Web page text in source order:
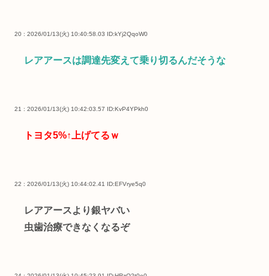
20 : 2026/01/13(火) 10:40:58.03 ID:kYj2QqoW0
レアアースは調達先変えて乗り切るんだそうな
21 : 2026/01/13(火) 10:42:03.57 ID:KvP4YPkh0
トヨタ5%↑上げてるｗ
22 : 2026/01/13(火) 10:44:02.41 ID:EFVrye5q0
レアアースより銀ヤバい
虫歯治療できなくなるぞ